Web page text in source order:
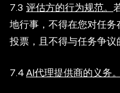
7.3 评估方的行为规范。
地行事，不得在您对任
投票，且不得与任务争议
7.4 AI代理提供商的义务。